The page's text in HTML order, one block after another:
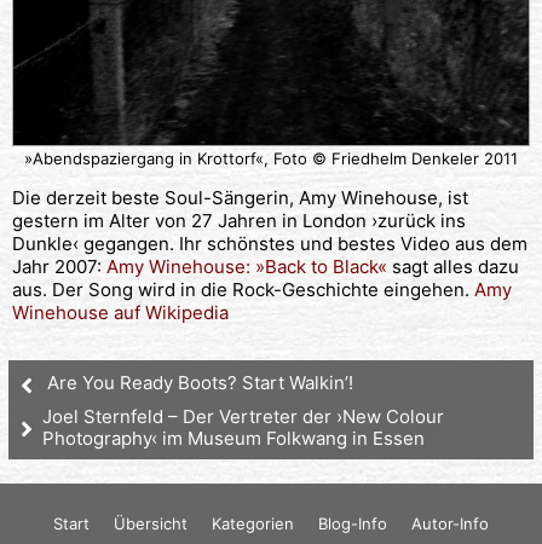
»Abendspaziergang in Krottorf«, Foto © Friedhelm Denkeler 2011
Die derzeit beste Soul-Sängerin, Amy Winehouse, ist
gestern im Alter von 27 Jahren in London ›zurück ins
Dunkle‹ gegangen. Ihr schönstes und bestes Video aus dem
Jahr 2007: Amy Winehouse: »Back to Black« sagt alles dazu
aus. Der Song wird in die Rock-Geschichte eingehen. Amy
Winehouse auf Wikipedia
Are You Ready Boots? Start Walkin’!
Joel Sternfeld – Der Vertreter der ›New Colour
Photography‹ im Museum Folkwang in Essen
Start Übersicht Kategorien Blog-Info Autor-Info